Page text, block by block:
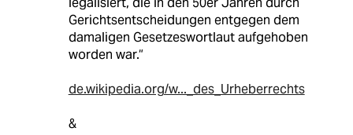
Gerichtsentscheidungen entgegen dem
damaligen Gesetzeswortlaut aufgehoben
worden war.“
de.wikipedia.org/w..._des_Urheberrechts
&